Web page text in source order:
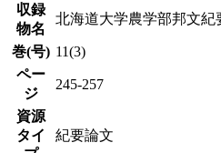
収録
物名
北海道大学農学部邦文紀
巻(号) 11(3)
ペー
ジ
245-257
資源
タイ
紀要論文